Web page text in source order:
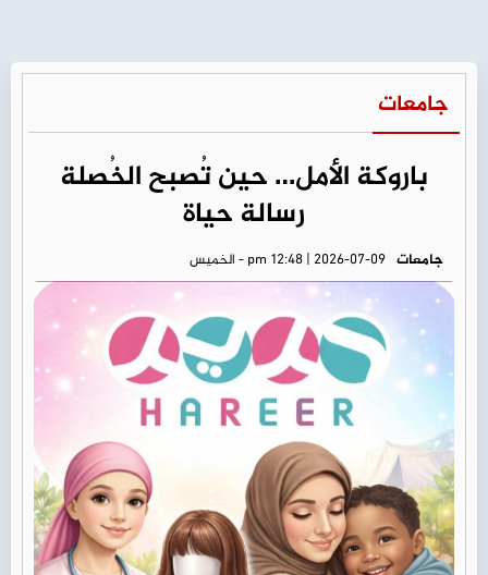
جامعات
باروكة الأمل… حين تُصبح الخُصلة
رسالة حياة
جامعات pm 12:48 | 2026-07-09 - الخميس